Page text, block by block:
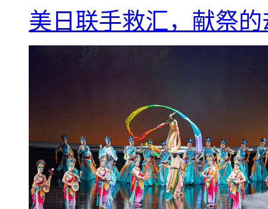
美日联手救汇，献祭